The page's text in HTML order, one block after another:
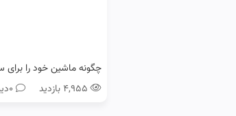
۴,۹۵۵ بازدید
0دیدگاه